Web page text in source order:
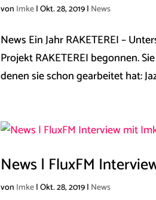
von Imke|Okt. 28, 2019| News
News ​Ein Jahr ​RAKETEREI –
Projekt ​RAKETEREI begonnen.
denen sie schon gearbeitet hat:
News | FluxFM
von Imke|Okt. 28, 2019| News